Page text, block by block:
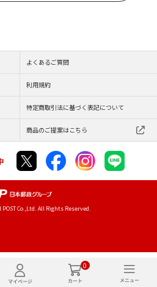
0
よくあるご質問
利用規約
特定商取引法に基づく表記について
商品のご提案はこちら
POST Co.,Ltd. All Rights Reserved.